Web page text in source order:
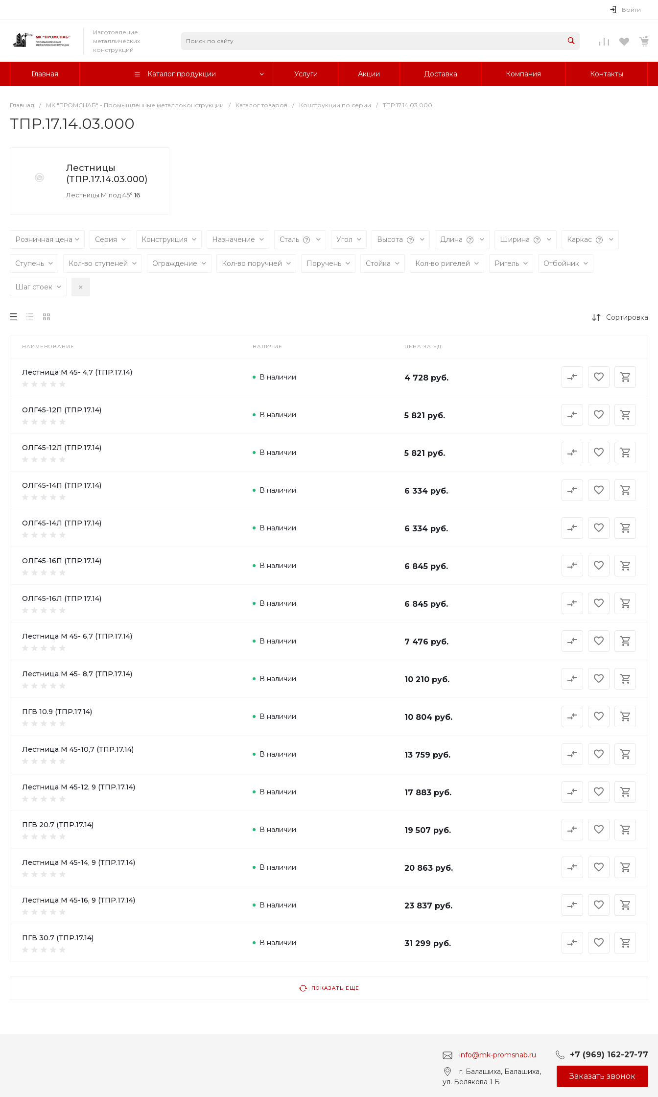
Войти
Изготовление
металлических
конструкций
Главная Каталог продукции Услуги Акции Доставка Компания Контакты
Главная / МК "ПРОМСНАБ" - Промышленные металлоконструкции / Каталог товаров / Конструкции по серии / ТПР.17.14.03.000
ТПР.17.14.03.000
Лестницы
(ТПР.17.14.03.000)
Лестницы М под 45° 16
Розничная цена Серия Конструкция Назначение Сталь Угол Высота Длина Ширина Каркас
Ступень Кол-во ступеней Ограждение Кол-во поручней Поручень Стойка Кол-во ригелей Ригель Отбойник
Шаг стоек
Сортировка
НАИМЕНОВАНИЕ НАЛИЧИЕ ЦЕНА ЗА ЕД.
Лестница М 45- 4,7 (ТПР.17.14)
В наличии 4 728 руб.
ОЛГ45-12П (ТПР.17.14)
В наличии 5 821 руб.
ОЛГ45-12Л (ТПР.17.14)
В наличии 5 821 руб.
ОЛГ45-14П (ТПР.17.14)
В наличии 6 334 руб.
ОЛГ45-14Л (ТПР.17.14)
В наличии 6 334 руб.
ОЛГ45-16П (ТПР.17.14)
В наличии 6 845 руб.
ОЛГ45-16Л (ТПР.17.14)
В наличии 6 845 руб.
Лестница М 45- 6,7 (ТПР.17.14)
В наличии 7 476 руб.
Лестница М 45- 8,7 (ТПР.17.14)
В наличии 10 210 руб.
ПГВ 10.9 (ТПР.17.14)
В наличии 10 804 руб.
Лестница М 45-10,7 (ТПР.17.14)
В наличии 13 759 руб.
Лестница М 45-12, 9 (ТПР.17.14)
В наличии 17 883 руб.
ПГВ 20.7 (ТПР.17.14)
В наличии 19 507 руб.
Лестница М 45-14, 9 (ТПР.17.14)
В наличии 20 863 руб.
Лестница М 45-16, 9 (ТПР.17.14)
В наличии 23 837 руб.
ПГВ 30.7 (ТПР.17.14)
В наличии 31 299 руб.
ПОКАЗАТЬ ЕЩЕ
info@mk-promsnab.ru +7 (969) 162-27-77
г. Балашиха, Балашиха,
ул. Белякова 1 Б
Заказать звонок